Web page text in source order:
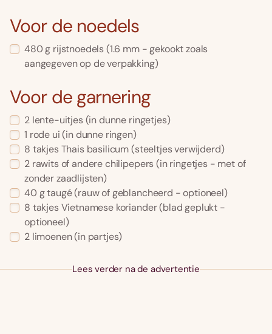
Voor de noedels
480 g rijstnoedels (1.6 mm - gekookt zoals
aangegeven op de verpakking)
Voor de garnering
2 lente-uitjes (in dunne ringetjes)
1 rode ui (in dunne ringen)
8 takjes Thais basilicum (steeltjes verwijderd)
2 rawits of andere chilipepers (in ringetjes - met of
zonder zaadlijsten)
40 g taugé (rauw of geblancheerd - optioneel)
8 takjes Vietnamese koriander (blad geplukt -
optioneel)
2 limoenen (in partjes)
Lees verder na de advertentie